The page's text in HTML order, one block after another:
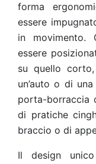
forma
essere
in movimento.
essere
su quello
un’auto o di
porta-borraccia
di pratiche
braccio o di
Il design